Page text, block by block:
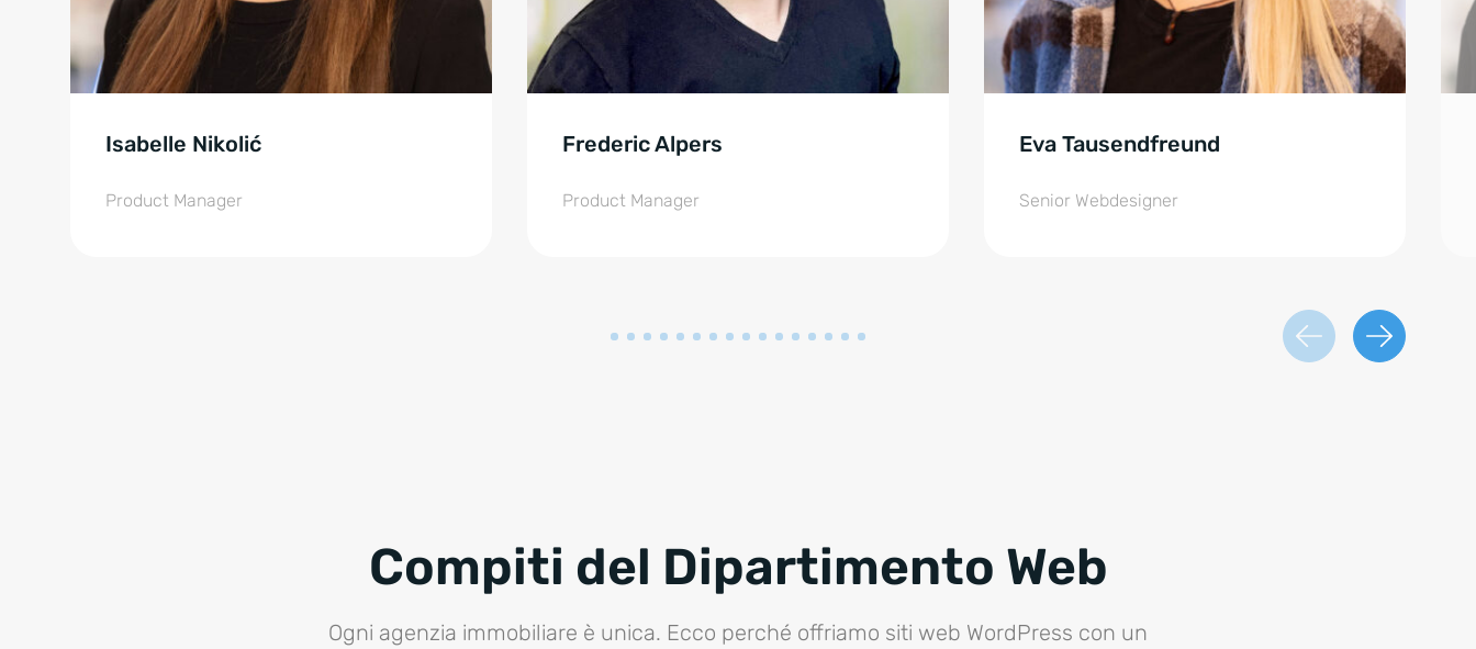
Isabelle Nikolić
Product Manager
Frederic Alpers
Product Manager
Eva Tausendfreund
Senior Webdesigner
Compiti del Dipartimento Web
Ogni agenzia immobiliare è unica. Ecco perché offriamo siti web WordPress con un